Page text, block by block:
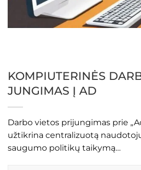
KOMPIUTERINĖS
JUNGIMAS Į AD
Darbo vietos prijungimas prie
užtikrina centralizuotą
saugumo politikų taikymą…